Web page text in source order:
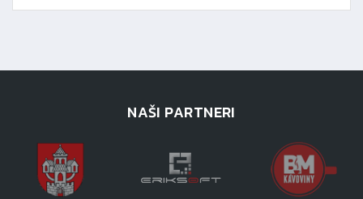
NAŠI PARTNERI